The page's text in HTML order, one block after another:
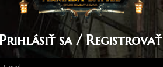
Prihlásiť sa / Registrovať